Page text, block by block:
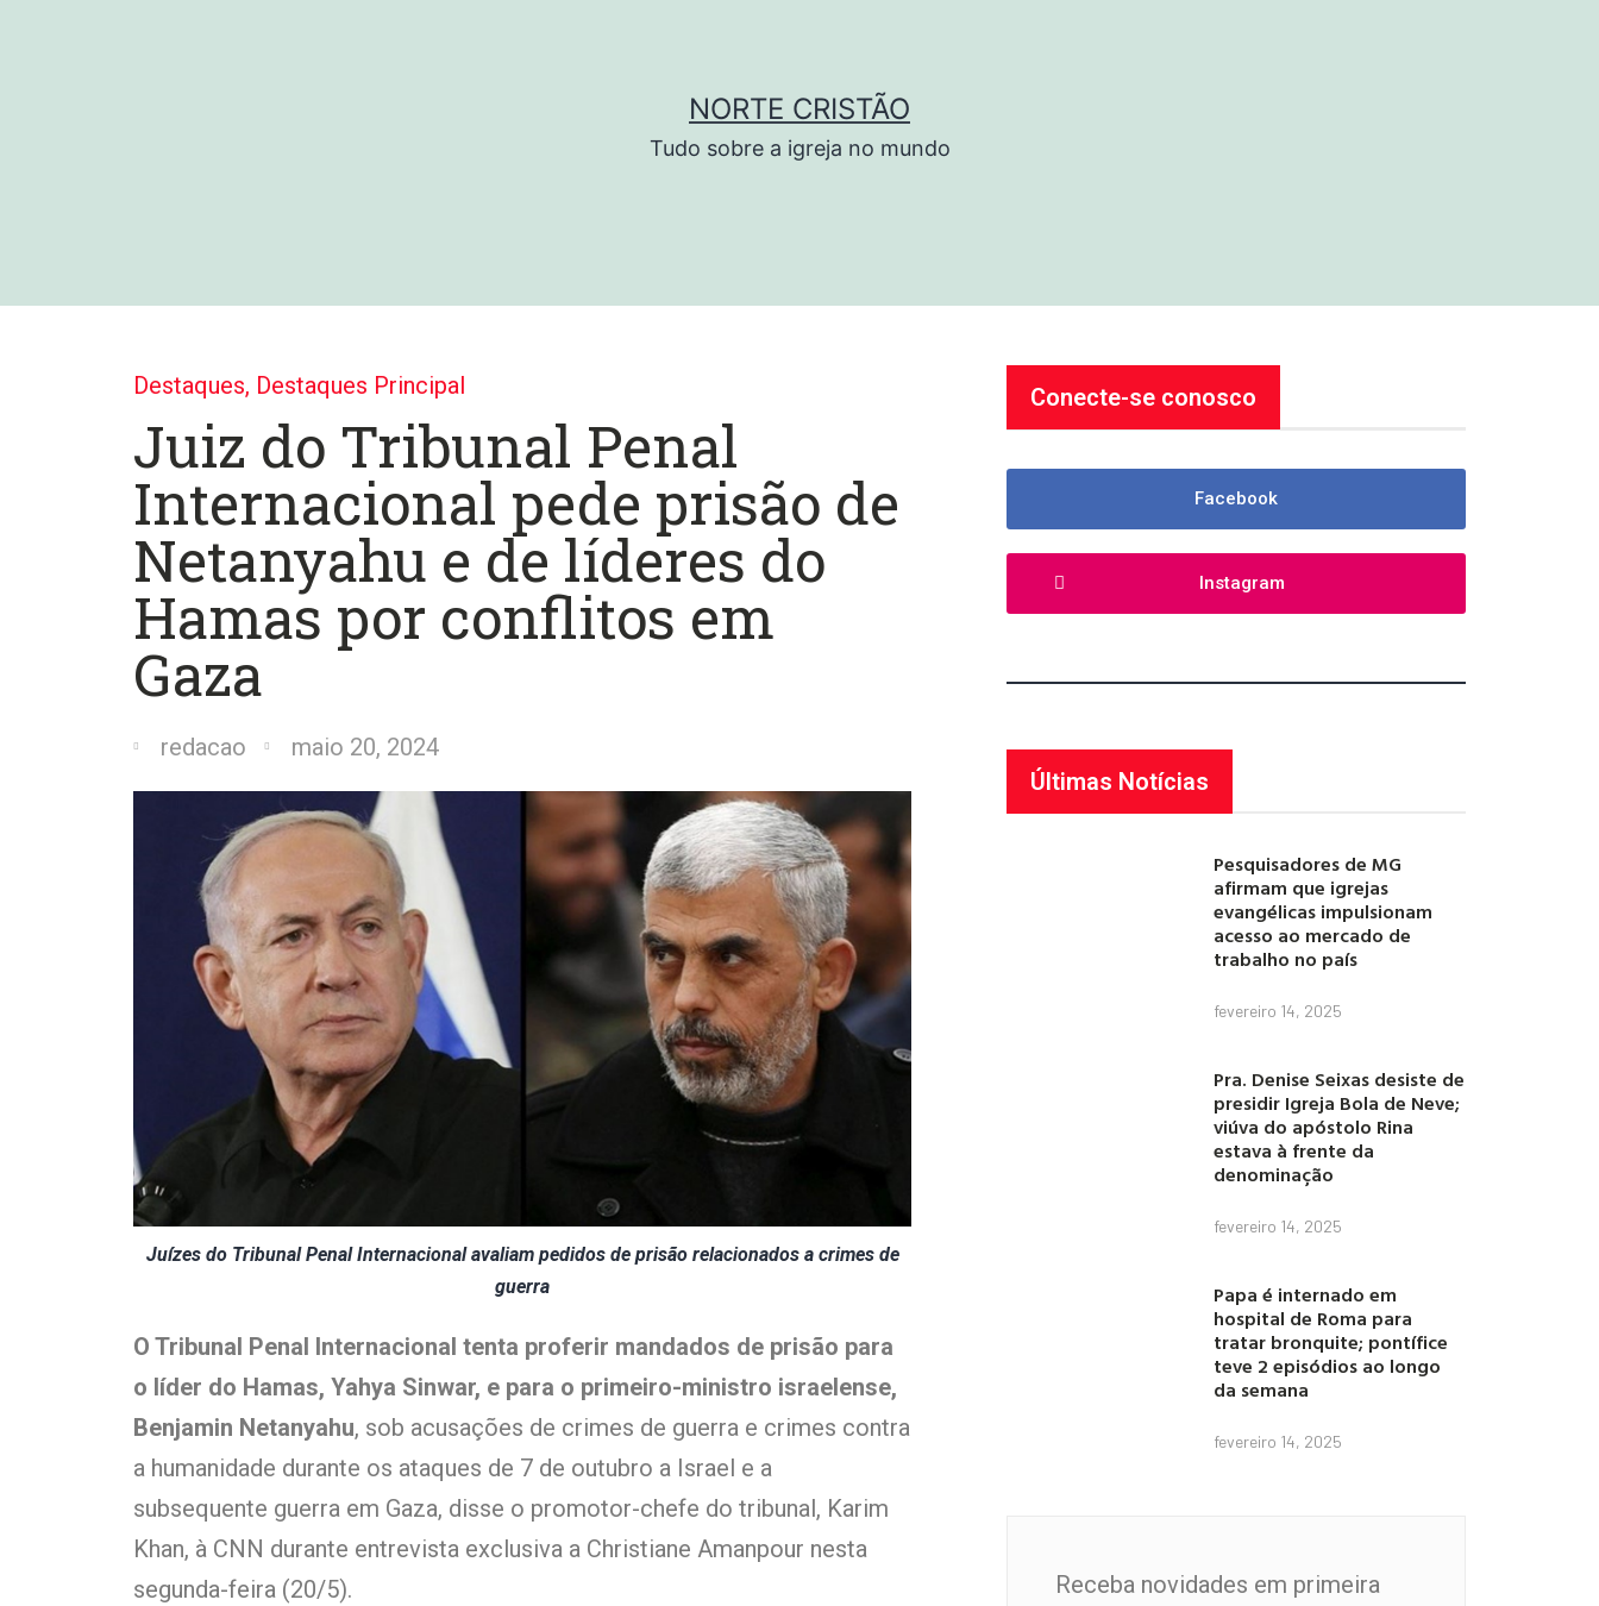
NORTE CRISTÃO
Tudo sobre a igreja no mundo
Destaques, Destaques Principal
Juiz do Tribunal Penal
Internacional pede prisão de
Netanyahu e de líderes do
Hamas por conflitos em
Gaza
redacao maio 20, 2024
Juízes do Tribunal Penal Internacional avaliam pedidos de prisão relacionados a crimes de
guerra
O Tribunal Penal Internacional tenta proferir mandados de prisão para
o líder do Hamas, Yahya Sinwar, e para o primeiro-ministro israelense,
Benjamin Netanyahu, sob acusações de crimes de guerra e crimes contra
a humanidade durante os ataques de 7 de outubro a Israel e a
subsequente guerra em Gaza, disse o promotor-chefe do tribunal, Karim
Khan, à CNN durante entrevista exclusiva a Christiane Amanpour nesta
segunda-feira (20/5).
Conecte-se conosco
Facebook
Instagram
Últimas Notícias
Pesquisadores de MG
afirmam que igrejas
evangélicas impulsionam
acesso ao mercado de
trabalho no país
fevereiro 14, 2025
Pra. Denise Seixas desiste de
presidir Igreja Bola de Neve;
viúva do apóstolo Rina
estava à frente da
denominação
fevereiro 14, 2025
Papa é internado em
hospital de Roma para
tratar bronquite; pontífice
teve 2 episódios ao longo
da semana
fevereiro 14, 2025
Receba novidades em primeira